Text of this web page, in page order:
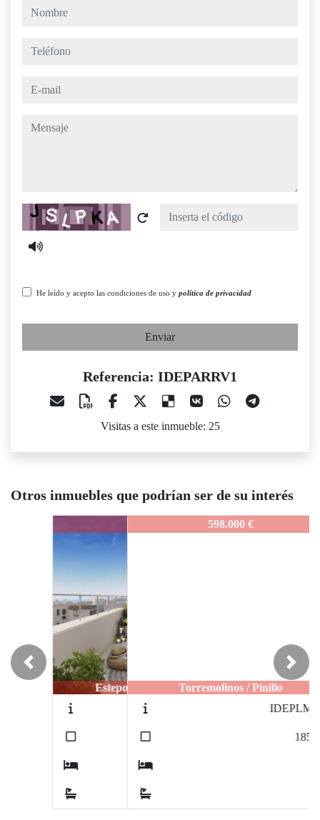
nombre
teléfono
e-mail
mensaje
Captcha
He leído y acepto las condiciones de uso y política de privacidad
Enviar
Referencia: IDEPARRV1
Visitas a este inmueble: 25
Otros inmuebles que podrían ser de su interés
Torremolinos / Pinillo
Previous Next